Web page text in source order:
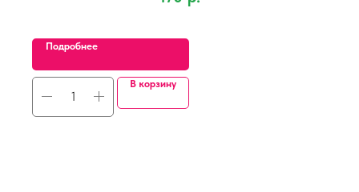
Подробнее
В корзину